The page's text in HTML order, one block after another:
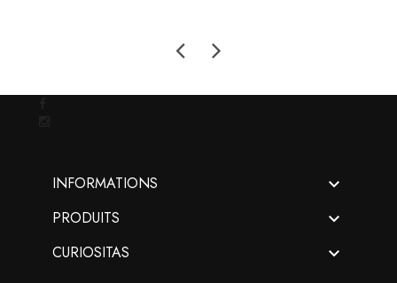
INFORMATIONS 
PRODUITS 
CURIOSITAS 